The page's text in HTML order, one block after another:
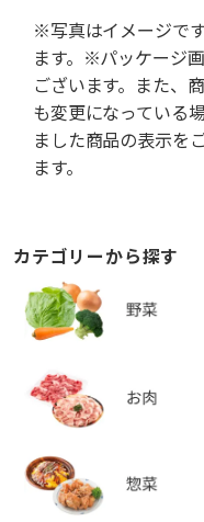
※写真はイメージで
ます。※パッケージ
ございます。また、
も変更になっている
ました商品の表示を
ます。
カテゴリーから探す